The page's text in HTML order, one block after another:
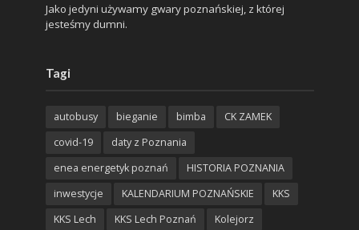
Jako jedyni używamy gwary poznańskiej, z której
jesteśmy dumni.
Tagi
autobusy bieganie bimba
CK ZAMEK
covid-19
daty z Poznania
enea energetyk poznań
HISTORIA POZNANIA
inwestycje
KALENDARIUM POZNAŃSKIE
KKS
KKS Lech
KKS Lech Poznań
Kolejorz